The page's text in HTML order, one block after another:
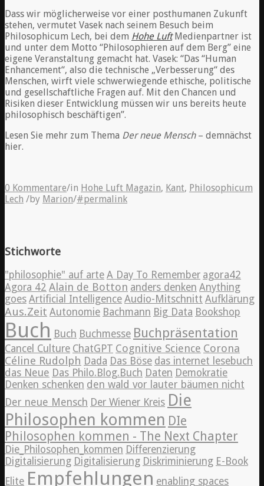
Dass wir möglicherweise vor einer posthumanen Zukunft
stehen, vermutet Vasek nach seinem Besuch beim
Philosophicum Lech, bei dem Hohe Luft Medienpartner ist
und unter dem Motto “Philosophieren auf dem Berg” eine
eigene Veranstaltung gemacht hat. Vasek: “Das “Human
Enhancement“, also die technische „Verbesserung“ des
Menschen, wirft viele schwerwiegende ethische, politische
und gesellschaftliche Fragen auf. Mit den Chancen und
Risiken dieser Entwicklung müssen wir uns bereits heute
philosophisch beschäftigen”.
Lesen Sie mehr zum Thema Der neue Mensch– demnächst
hier.
0 Kommentare/in Hohe Luft Magazin, Kant, Philosophicum
Lech /by Marion/#permalink
Stichworte
"philosophie" auf arte A Day To Remember agora42
Agora 42 Alain de Botton anders denken Anything
goes Artificial Intelligence Audio-Mitschnitt Aufklärung
Aus.Zeit Autonomie Bachmann Big Data Bookshop
Buch Buch Buchmesse Buchpräsentation
Cancel Culture ChatGPT Cognitive Science Corona
Céline Rudolph Dada Das Böse das internet lesebuch
das Neue Das Philo.Blog.Buch Daten Demokratie
Denken schenken den wald vor lauter bäumen nicht
Der neue Mensch Der Wiener Kreis Die
Philosophen kommen DIe
Philosophen kommen - The Next Chapter
Die_Philosophen_kommen Differenzierung
Digitalisierung Digitalisierung Diskriminierung E-Book
Elite Empfehlungen enabling spaces